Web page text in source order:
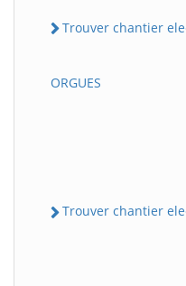
Trouver chantier
ORGUES
Trouver chantier